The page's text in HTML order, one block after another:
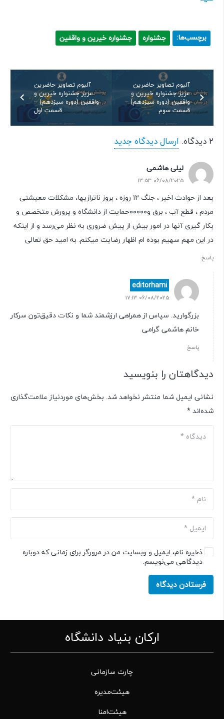
برچسب‌ها: جشنواره جشنواره خیرین و واقفین
آلبوم تصاویر حاضرین
عزیز جشنواره خیرین و
واقفین (دوره سیزدهم) –
قسمت اول
آلبوم تصاویر حاضرین
عزیز جشنواره خیرین و
واقفین (دوره سیزدهم) –
قسمت سوم
2 دیدگاه. ارسال دیدگاه جدید
لیلی هاشمی
06/08/2025 13:53
بعد از حوادث اخیر ، جنگ ۱۲ روزه ، بروز ناترازیها، مشکلات معیشتی
مردم ، قطع آب ، برق و۰۰۰۰۰حمایت از دانشگاه و پرورش متخصص و
بکار گیری آنها در امور بیش از پیش ضروری به نظر می‌رسد و از اینکه
در این مهم سهیم بوده ام اظهار رضایت میکنم. به امید حق تعالی
پاسخ
editorhami
06/08/2025 17:13
بزرگوارید. سپاس از همراهی ارزشمند شما و نکات دقیق‌تون سرکار
خانم هاشمی گرامی
پاسخ
دیدگاهتان را بنویسید
نشانی ایمیل شما منتشر نخواهد شد. بخش‌های موردنیاز علامت‌گذاری
شده‌اند*
ذخیره نام، ایمیل و وبسایت من در مرورگر برای زمانی که دوباره
دیدگاهی می‌نویسم.
فرستادن دیدگاه
ارکان بنیاد دانشگاه
چارت سازمانی
هیئت‌مدیره
هیئت‌امنا